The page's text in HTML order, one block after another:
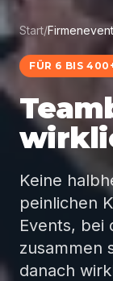
Start/Firmenevent
FÜR 6 BIS
Keine
peinlichen
Events, bei
zusammen
danach